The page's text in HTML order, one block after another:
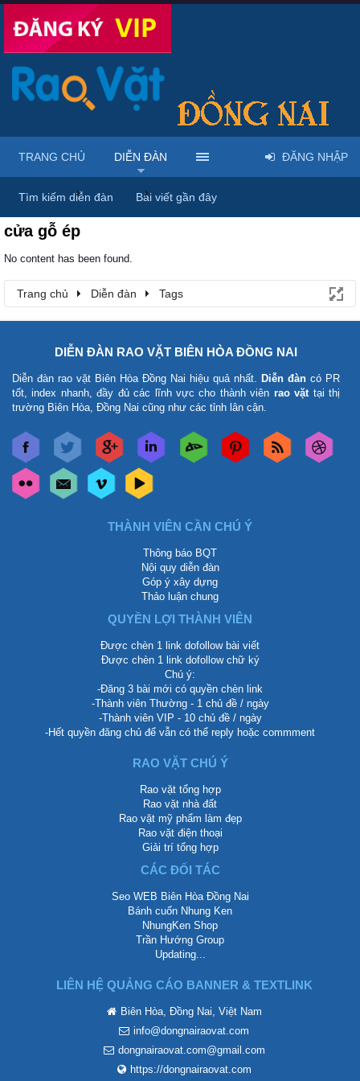
Trang chủ Diễn đàn Tags
cửa gỗ ép
No content has been found.
Trang chủ Diễn đàn Tags
TRANG CHỦ DIỄN ĐÀN
Tìm kiếm diễn đàn Bài viết gần đây
ĐĂNG NHẬP
DIỄN ĐÀN RAO VẶT BIÊN HÒA ĐỒNG NAI
Diễn đàn rao vặt Biên Hòa Đồng Nai hiệu quả nhất. Diễn đàn có PR
tốt, index nhanh, đầy đủ các lĩnh vực cho thành viên rao vặttại thị
trường Biên Hòa, Đồng Nai cũng như các tỉnh lân cận.
THÀNH VIÊN CẦN CHÚ Ý
Thông báo BQT
Nội quy diễn đàn
Góp ý xây dựng
Thảo luận chung
QUYỀN LỢI THÀNH VIÊN
Được chèn 1 link dofollow bài viết
Được chèn 1 link dofollow chữ ký
Chú ý:
-Đăng 3 bài mới có quyền chèn link
-Thành viên Thường - 1 chủ đề / ngày
-Thành viên VIP - 10 chủ đề / ngày
-Hết quyền đăng chủ để vẫn có thể reply hoặc commment
RAO VẶT CHÚ Ý
Rao vặt tổng hợp
Rao vặt nhà đất
Rao vặt mỹ phẩm làm đẹp
Rao vặt điện thoại
Giải trí tổng hợp
CÁC ĐỐI TÁC
Seo WEB Biên Hòa Đồng Nai
Bánh cuốn Nhung Ken
NhungKen Shop
Trần Hướng Group
Updating...
LIÊN HỆ QUẢNG CÁO BANNER & TEXTLINK
Biên Hòa, Đồng Nai, Việt Nam
info@dongnairaovat.com
dongnairaovat.com@gmail.com
https://dongnairaovat.com